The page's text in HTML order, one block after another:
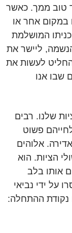
טוב ממך. כאשר
במקום אחר או
המושלמת
ליישר את
לעשות את
שבו אנו
שלנו. רבים
פשוט
אלוהים
הציות. הוא
אותו בלב
על ידי נביאי
נקודת ההתחלה: